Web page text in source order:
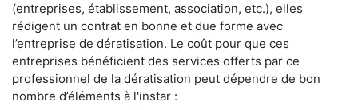
(entreprises, établissement, association, etc.), elles
rédigent un contrat en bonne et due forme avec
l’entreprise de dératisation. Le coût pour que ces
entreprises bénéficient des services offerts par ce
professionnel de la dératisation peut dépendre de bon
nombre d’éléments à l'instar :